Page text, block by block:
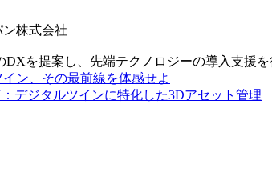
株式会社
DXを提案し、先端テクノロジーの導入支援
ン、その最前線を体感せよ
デジタルツインに特化した3Dアセット管理